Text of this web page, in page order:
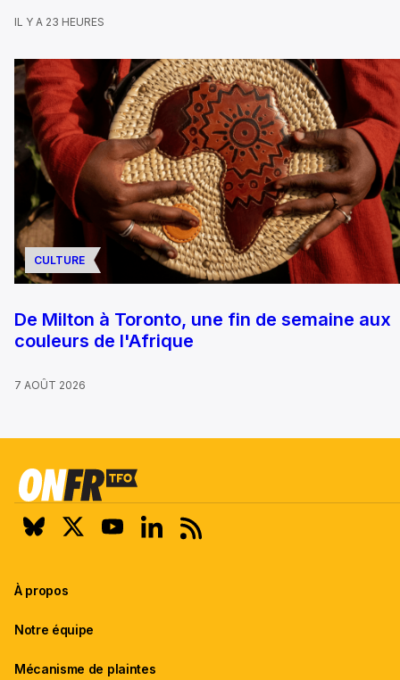
IL Y A 23 HEURES
CULTURE
De Milton à Toronto, une fin de semaine aux
couleurs de l'Afrique
7 AOÛT 2026
À propos
Notre équipe
Mécanisme de plaintes